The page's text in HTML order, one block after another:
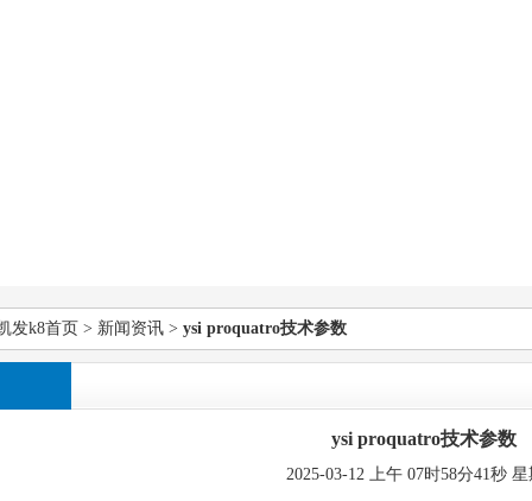
发k8首页 > 新闻资讯 > ysi proquatro技术参数
ysi proquatro技术参数
2025-03-12 上午 07时58分41秒